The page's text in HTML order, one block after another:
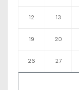
12 13
19 20
26 27